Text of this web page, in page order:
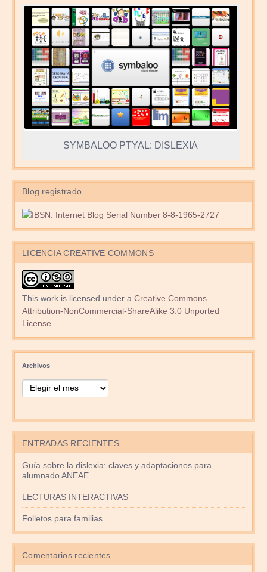
SYMBALOO PTYAL: DISLEXIA
Blog registrado
LICENCIA CREATIVE COMMONS
This work is licensed under a Creative Commons
Attribution-NonCommercial-ShareAlike 3.0 Unported
License
Archivos
ENTRADAS RECIENTES
Guía sobre la dislexia: claves y adaptaciones para
alumnado ANEAE
LECTURAS INTERACTIVAS
Folletos para familias
Comentarios recientes